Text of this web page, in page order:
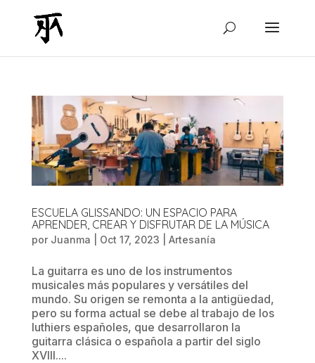
ESCUELA GLISSANDO: UN ESPACIO PARA
APRENDER, CREAR Y DISFRUTAR DE LA MÚSICA
por Juanma Oct 17, 2023 Artesanía
La guitarra es uno de los instrumentos
musicales más populares y versátiles del
mundo. Su origen se remonta a la antigüedad,
pero su forma actual se debe al trabajo de los
luthiers españoles, que desarrollaron la
guitarra clásica o española a partir del siglo
XVIII....